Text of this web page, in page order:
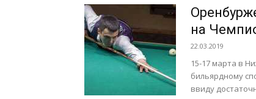
на
22.03.2019
15-17 марта в
бильярдному
ввиду